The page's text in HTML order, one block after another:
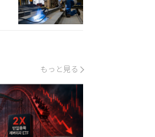
もっと見る